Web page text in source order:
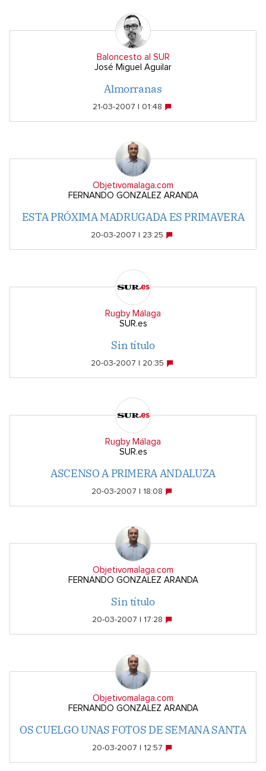
Baloncesto al SUR
José Miguel Aguilar
Almorranas
21-03-2007 | 01:48
Objetivomalaga.com
FERNANDO GONZALEZ ARANDA
ESTA PRÓXIMA MADRUGADA ES PRIMAVERA
20-03-2007 | 23:25
Rugby Málaga
SUR.es
Sin título
20-03-2007 | 20:35
Rugby Málaga
SUR.es
ASCENSO A PRIMERA ANDALUZA
20-03-2007 | 18:08
Objetivomalaga.com
FERNANDO GONZALEZ ARANDA
Sin título
20-03-2007 | 17:28
Objetivomalaga.com
FERNANDO GONZALEZ ARANDA
OS CUELGO UNAS FOTOS DE SEMANA SANTA
20-03-2007 | 12:57